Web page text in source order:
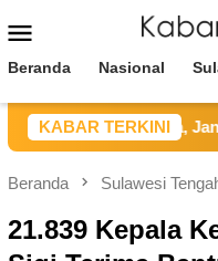
ke
Mobile
Beranda Nasional
KABAR TERKINI
Sampaikan Duka, Janji
Beranda Sulawesi
21.839 Kepala